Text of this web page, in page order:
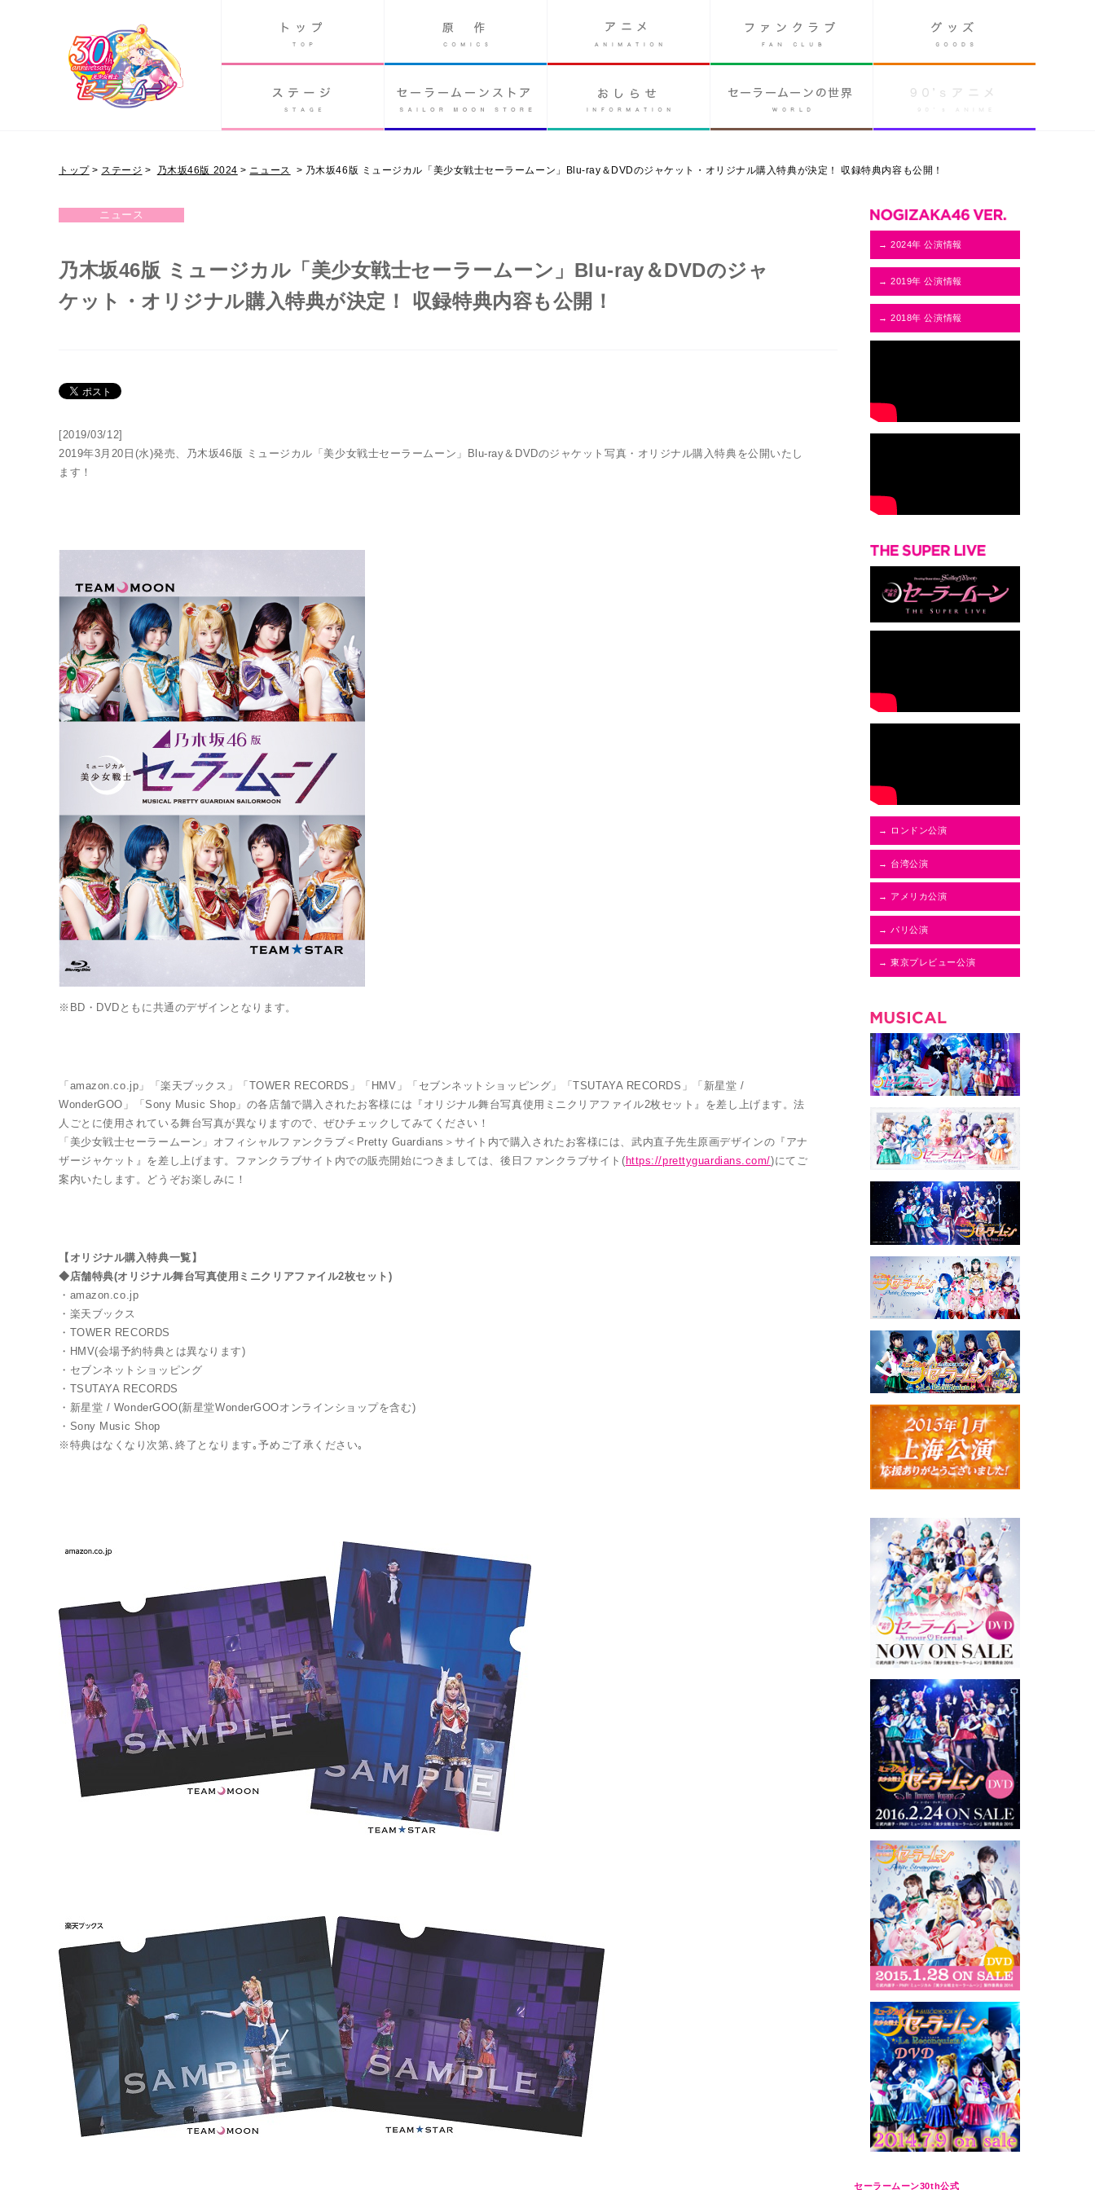
90's アニメPAST ANIME
トップ> ステージ > 乃木坂46版 2024 > ニュース > 乃木坂46版 ミュージカル「美少女戦士セーラームーン」Blu-ray＆DVDのジャケット・オリジナル購入特典が決定！ 収録特典内容も公開！
ニュース
乃木坂46版 ミュージカル「美少女戦士セーラームーン」Blu-ray＆DVDのジャ
ケット・オリジナル購入特典が決定！ 収録特典内容も公開！
[2019/03/12]
2019年3月20日(水)発売、乃木坂46版 ミュージカル「美少女戦士セーラームーン」Blu-ray＆DVDのジャケット写真・オリジナル購入特典を公開いたし
ます！
※BD・DVDともに共通のデザインとなります。
「amazon.co.jp」「楽天ブックス」「TOWER RECORDS」「HMV」「セブンネットショッピング」「TSUTAYA RECORDS」「新星堂 /
WonderGOO」「Sony Music Shop」の各店舗で購入されたお客様には『オリジナル舞台写真使用ミニクリアファイル2枚セット』を差し上げます。法
人ごとに使用されている舞台写真が異なりますので、ぜひチェックしてみてください！
「美少女戦士セーラームーン」オフィシャルファンクラブ＜Pretty Guardians＞サイト内で購入されたお客様には、武内直子先生原画デザインの『アナ
ザージャケット』を差し上げます。ファンクラブサイト内での販売開始につきましては、後日ファンクラブサイト( https://prettyguardians.com/)にてご
案内いたします。どうぞお楽しみに！
【オリジナル購入特典一覧】
◆店舗特典(オリジナル舞台写真使用ミニクリアファイル2枚セット)
・amazon.co.jp
・楽天ブックス
・TOWER RECORDS
・HMV(会場予約特典とは異なります)
・セブンネットショッピング
・TSUTAYA RECORDS
・新星堂 / WonderGOO(新星堂WonderGOOオンラインショップを含む)
・Sony Music Shop
※特典はなくなり次第､終了となります｡予めご了承ください｡
NOGIZAKA46 VER.
→ 2024年 公演情報
→ 2019年 公演情報
→ 2018年 公演情報
THE SUPER LIVE
→ ロンドン公演
→ 台湾公演
→ アメリカ公演
→ パリ公演
→ 東京プレビュー公演
セーラームーン30th公式